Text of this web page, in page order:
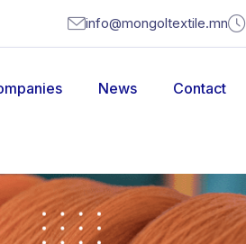
info@mongoltextile.mn
News Contact